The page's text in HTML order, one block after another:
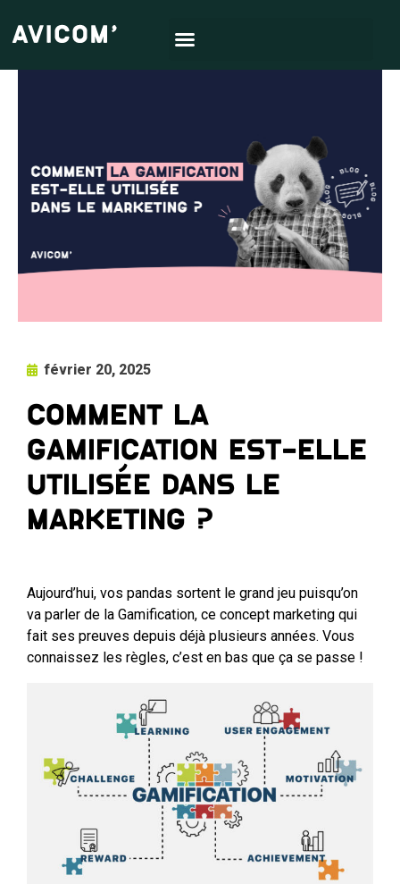
février 20, 2025
Comment la
gamification est-elle
utilisée dans le
Marketing ?
Aujourd’hui, vos pandas sortent le grand jeu puisqu’on
va parler de la Gamification, ce concept marketing qui
fait ses preuves depuis déjà plusieurs années. Vous
connaissez les règles, c’est en bas que ça se passe !